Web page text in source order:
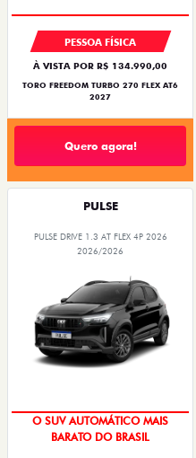
PESSOA FÍSICA
À VISTA POR R$ 134.990,00
TORO FREEDOM TURBO 270 FLEX AT6
2027
Quero agora!
PULSE
PULSE DRIVE 1.3 AT FLEX 4P 2026
2026/2026
OPORTUNIDADE